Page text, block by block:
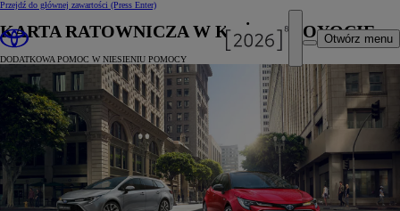
Przejdź do głównej zawartości (Press Enter)
Otwórz menu
KARTA RATOWNICZA W KAŻDEJ TOYOCIE
DODATKOWA POMOC W NIESIENIU POMOCY